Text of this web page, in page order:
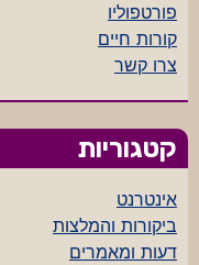
פורטפוליו
קורות חיים
צרו קשר
קטגוריות
אינטרנט
ביקורות והמלצות
דעות ומאמרים